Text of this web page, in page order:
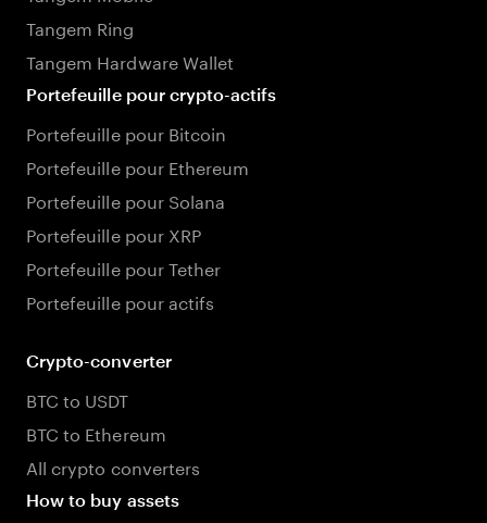
Tangem Ring
Tangem Hardware Wallet
Portefeuille pour crypto-actifs
Portefeuille pour Bitcoin
Portefeuille pour Ethereum
Portefeuille pour Solana
Portefeuille pour XRP
Portefeuille pour Tether
Portefeuille pour actifs
Crypto-converter
BTC to USDT
BTC to Ethereum
All crypto converters
How to buy assets